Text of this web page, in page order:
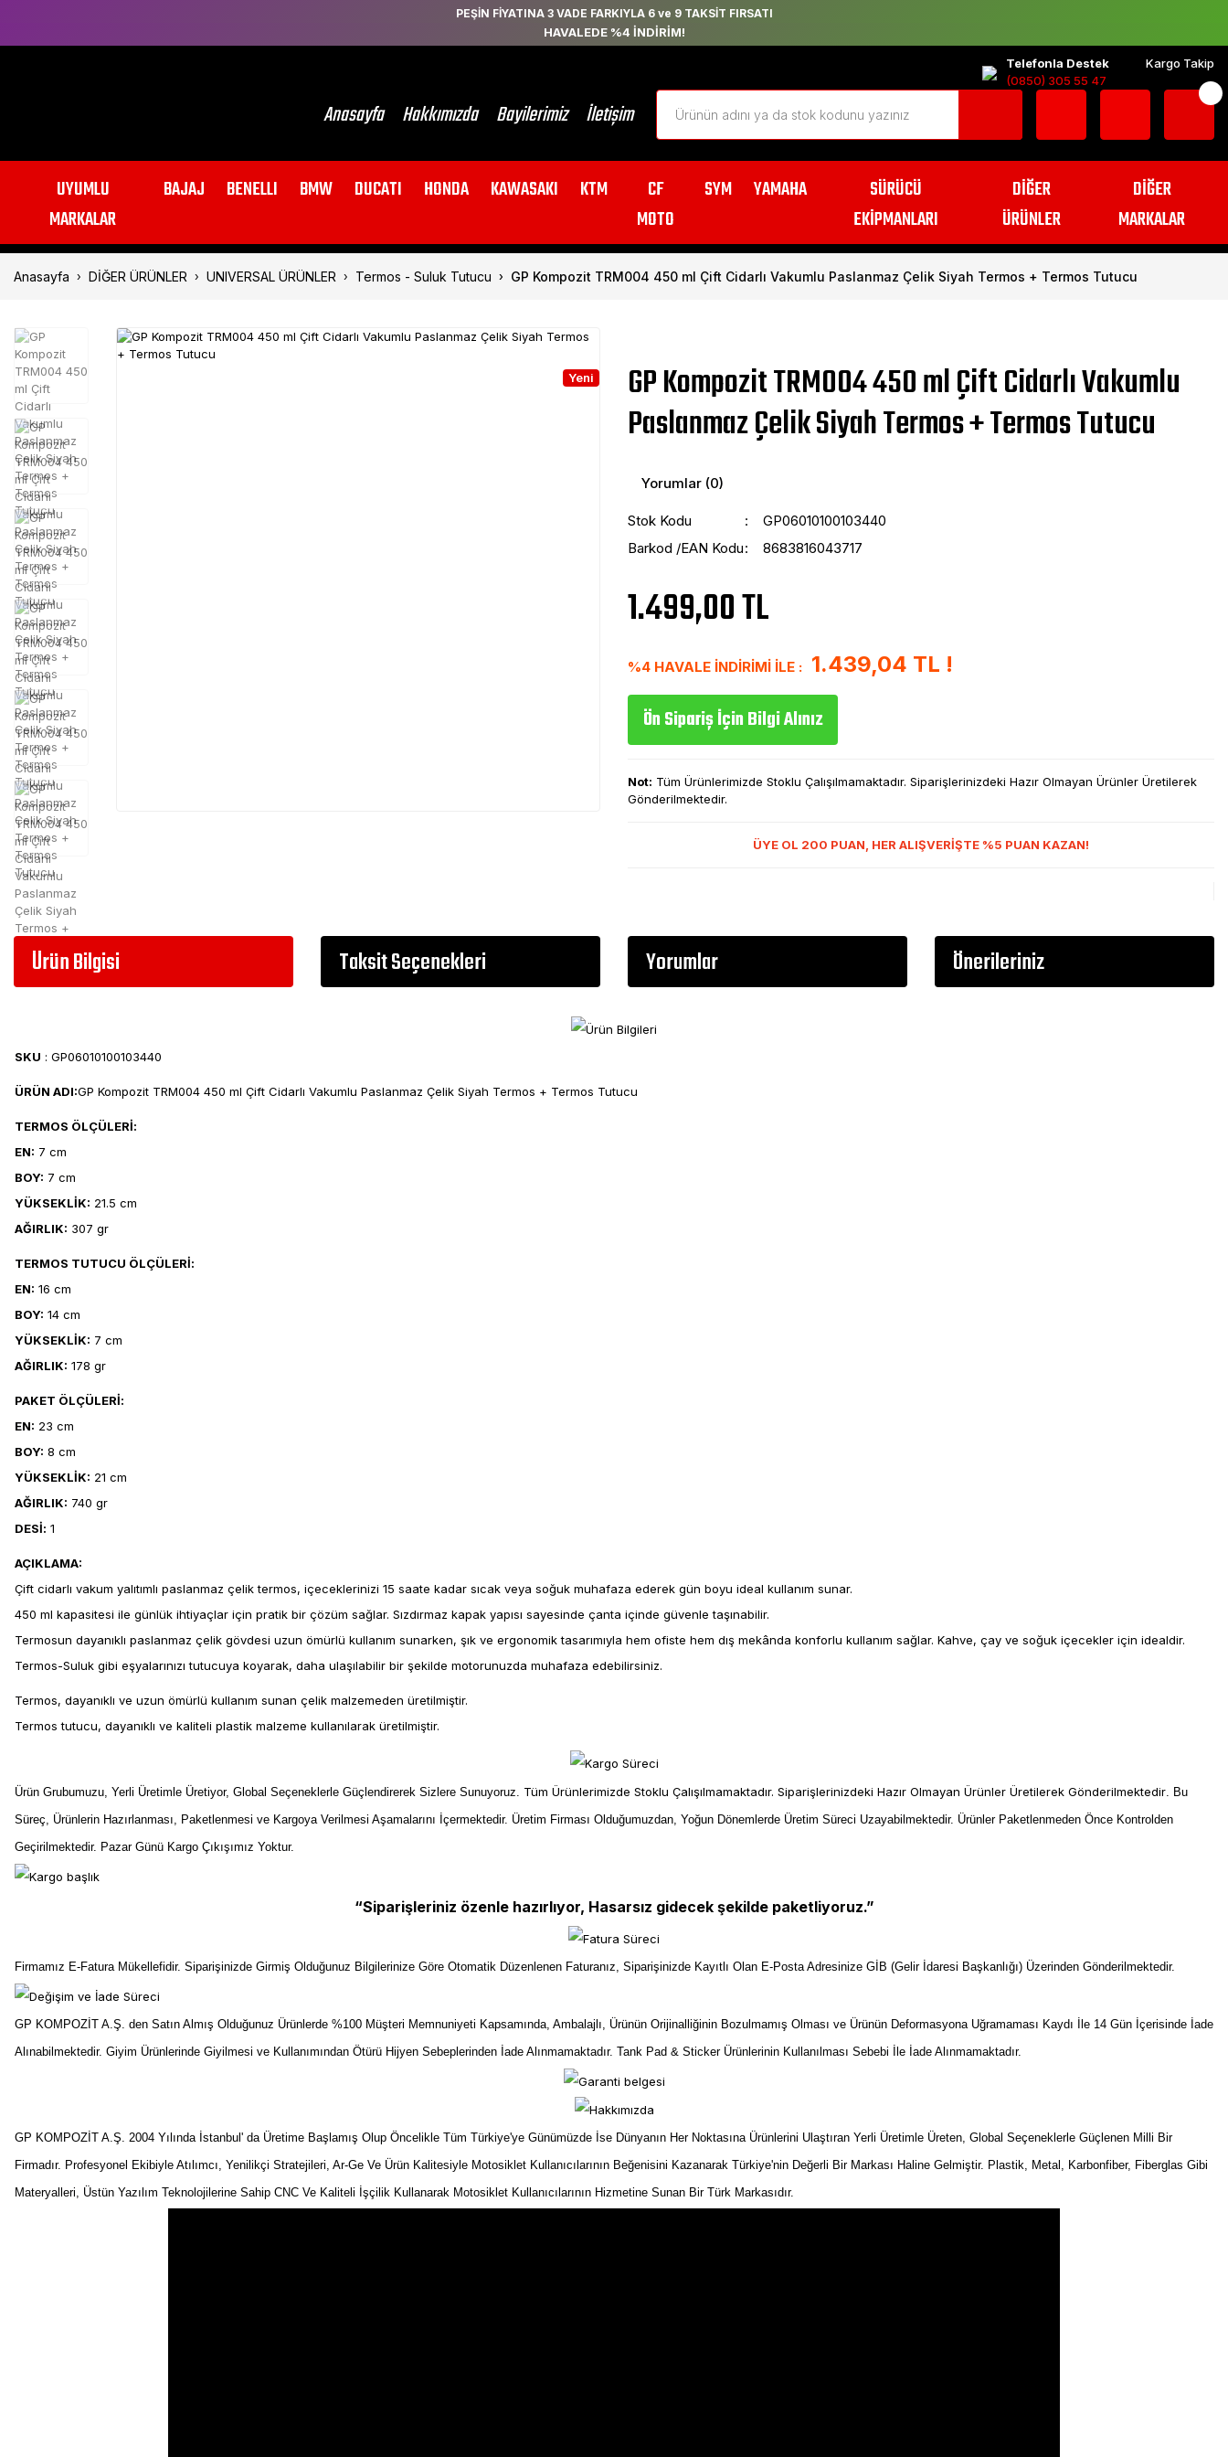
PEŞİN FİYATINA 3 VADE FARKIYLA 6 ve 9 TAKSİT FIRSATI
HAVALEDE %4 İNDİRİM!
Telefonla Destek
(0850) 305 55 47
Kargo Takip
Anasayfa Hakkımızda Bayilerimiz İletişim
UYUMLU
MARKALAR
BAJAJ BENELLI BMW DUCATI HONDA KAWASAKI KTM
CF
MOTO
SYM YAMAHA
SÜRÜCÜ
EKİPMANLARI
DİĞER
ÜRÜNLER
DİĞER
MARKALAR
Anasayfa DİĞER ÜRÜNLER UNIVERSAL ÜRÜNLER Termos - Suluk Tutucu GP Kompozit TRM004 450 ml Çift Cidarlı Vakumlu Paslanmaz Çelik Siyah Termos + Termos Tutucu
Yeni
GP Kompozit TRM004 450 ml Çift Cidarlı Vakumlu
Paslanmaz Çelik Siyah Termos + Termos Tutucu
Yorumlar (0)
Stok Kodu
GP06010100103440
Barkod /EAN Kodu
8683816043717
1.499,00 TL
%4 HAVALE İNDİRİMİ İLE : 1.439,04 TL !
Ön Sipariş İçin Bilgi Alınız
Not: Tüm Ürünlerimizde Stoklu Çalışılmamaktadır. Siparişlerinizdeki Hazır Olmayan Ürünler Üretilerek
Gönderilmektedir.
ÜYE OL 200 PUAN, HER ALIŞVERİŞTE %5 PUAN KAZAN!
Ürün Bilgisi Taksit Seçenekleri Yorumlar Önerileriniz
SKU : GP06010100103440
ÜRÜN ADI:GP Kompozit TRM004 450 ml Çift Cidarlı Vakumlu Paslanmaz Çelik Siyah Termos + Termos Tutucu
TERMOS ÖLÇÜLERİ:
EN: 7 cm
BOY: 7 cm
YÜKSEKLİK: 21.5 cm
AĞIRLIK: 307 gr
TERMOS TUTUCU ÖLÇÜLERİ:
EN: 16 cm
BOY: 14 cm
YÜKSEKLİK: 7 cm
AĞIRLIK: 178 gr
PAKET ÖLÇÜLERİ:
EN: 23 cm
BOY: 8 cm
YÜKSEKLİK: 21 cm
AĞIRLIK: 740 gr
DESİ: 1
AÇIKLAMA:
Çift cidarlı vakum yalıtımlı paslanmaz çelik termos, içeceklerinizi 15 saate kadar sıcak veya soğuk muhafaza ederek gün boyu ideal kullanım sunar.
450 ml kapasitesi ile günlük ihtiyaçlar için pratik bir çözüm sağlar. Sızdırmaz kapak yapısı sayesinde çanta içinde güvenle taşınabilir.
Termosun dayanıklı paslanmaz çelik gövdesi uzun ömürlü kullanım sunarken, şık ve ergonomik tasarımıyla hem ofiste hem dış mekânda konforlu kullanım sağlar. Kahve, çay ve soğuk içecekler için idealdir.
Termos-Suluk gibi eşyalarınızı tutucuya koyarak, daha ulaşılabilir bir şekilde motorunuzda muhafaza edebilirsiniz.
Termos, dayanıklı ve uzun ömürlü kullanım sunan çelik malzemeden üretilmiştir.
Termos tutucu, dayanıklı ve kaliteli plastik malzeme kullanılarak üretilmiştir.
Ürün Grubumuzu, Yerli Üretimle Üretiyor, Global Seçeneklerle Güçlendirerek Sizlere Sunuyoruz. Tüm Ürünlerimizde Stoklu Çalışılmamaktadır. Siparişlerinizdeki Hazır Olmayan Ürünler Üretilerek Gönderilmektedir. Bu
Süreç, Ürünlerin Hazırlanması, Paketlenmesi ve Kargoya Verilmesi Aşamalarını İçermektedir. Üretim Firması Olduğumuzdan, Yoğun Dönemlerde Üretim Süreci Uzayabilmektedir. Ürünler Paketlenmeden Önce Kontrolden
Geçirilmektedir. Pazar Günü Kargo Çıkışımız Yoktur.
“Siparişleriniz özenle hazırlıyor, Hasarsız gidecek şekilde paketliyoruz.”
Firmamız E-Fatura Mükellefidir. Siparişinizde Girmiş Olduğunuz Bilgilerinize Göre Otomatik Düzenlenen Faturanız, Siparişinizde Kayıtlı Olan E-Posta Adresinize GİB (Gelir İdaresi Başkanlığı) Üzerinden Gönderilmektedir.
GP KOMPOZİT A.Ş. den Satın Almış Olduğunuz Ürünlerde %100 Müşteri Memnuniyeti Kapsamında, Ambalajlı, Ürünün Orijinalliğinin Bozulmamış Olması ve Ürünün Deformasyona Uğramaması Kaydı İle 14 Gün İçerisinde İade
Alınabilmektedir. Giyim Ürünlerinde Giyilmesi ve Kullanımından Ötürü Hijyen Sebeplerinden İade Alınmamaktadır. Tank Pad & Sticker Ürünlerinin Kullanılması Sebebi İle İade Alınmamaktadır.
GP KOMPOZİT A.Ş. 2004 Yılında İstanbul' da Üretime Başlamış Olup Öncelikle Tüm Türkiye'ye Günümüzde İse Dünyanın Her Noktasına Ürünlerini Ulaştıran Yerli Üretimle Üreten, Global Seçeneklerle Güçlenen Milli Bir
Firmadır. Profesyonel Ekibiyle Atılımcı, Yenilikçi Stratejileri, Ar-Ge Ve Ürün Kalitesiyle Motosiklet Kullanıcılarının Beğenisini Kazanarak Türkiye'nin Değerli Bir Markası Haline Gelmiştir. Plastik, Metal, Karbonfiber, Fiberglas Gibi
Materyalleri, Üstün Yazılım Teknolojilerine Sahip CNC Ve Kaliteli İşçilik Kullanarak Motosiklet Kullanıcılarının Hizmetine Sunan Bir Türk Markasıdır.